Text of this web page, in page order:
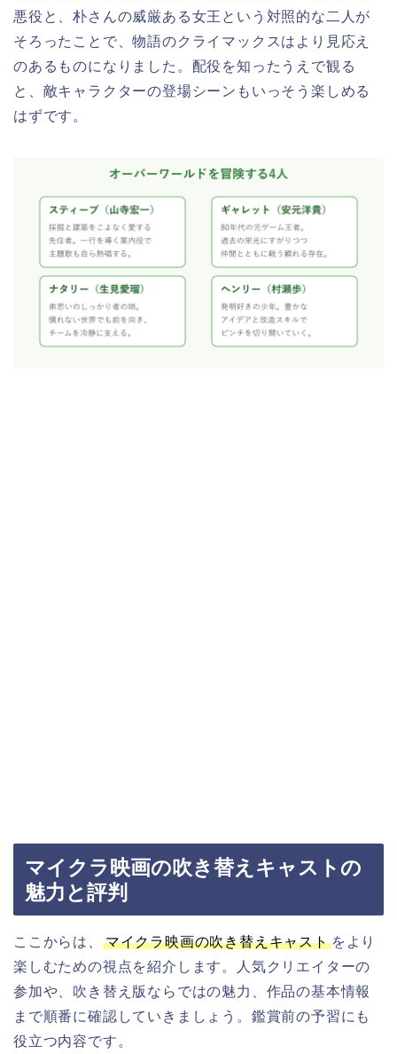
悪役と、朴さんの威厳ある女王という対照的な二人が
そろったことで、物語のクライマックスはより見応え
のあるものになりました。配役を知ったうえで観る
と、敵キャラクターの登場シーンもいっそう楽しめる
はずです。
マイクラ映画の吹き替えキャストの
魅力と評判
ここからは、 マイクラ映画の吹き替えキャストをより
楽しむための視点を紹介します。人気クリエイターの
参加や、吹き替え版ならではの魅力、作品の基本情報
まで順番に確認していきましょう。鑑賞前の予習にも
役立つ内容です。